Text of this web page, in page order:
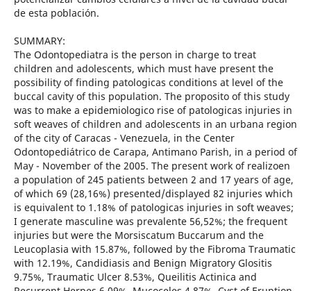
de esta población.
SUMMARY:
The Odontopediatra is the person in charge to treat
children and adolescents, which must have present the
possibility of finding patologicas conditions at level of the
buccal cavity of this population. The proposito of this study
was to make a epidemiologico rise of patologicas injuries in
soft weaves of children and adolescents in an urbana region
of the city of Caracas - Venezuela, in the Center
Odontopediátrico de Carapa, Antimano Parish, in a period of
May - November of the 2005. The present work of realizoen
a population of 245 patients between 2 and 17 years of age,
of which 69 (28,16%) presented/displayed 82 injuries which
is equivalent to 1.18% of patologicas injuries in soft weaves;
I generate masculine was prevalente 56,52%; the frequent
injuries but were the Morsiscatum Buccarum and the
Leucoplasia with 15.87%, followed by the Fibroma Traumatic
with 12.19%, Candidiasis and Benign Migratory Glositis
9.75%, Traumatic Ulcer 8.53%, Queilitis Actinica and